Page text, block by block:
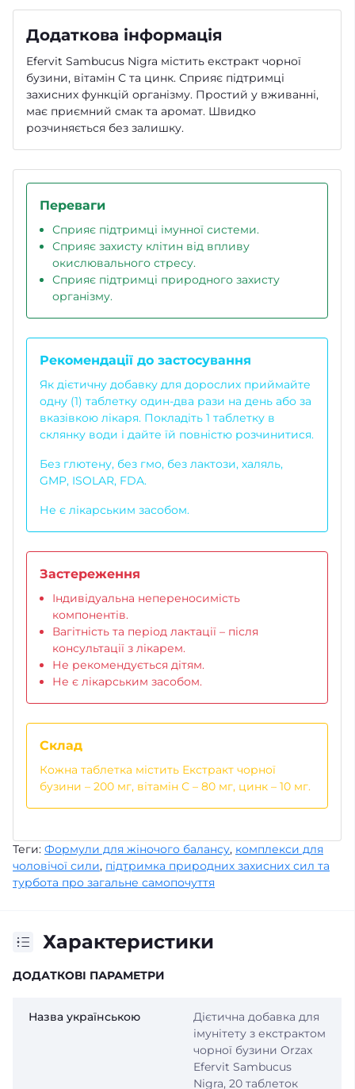
Додаткова інформація
Efervit Sambucus Nigra містить екстракт чорної
бузини, вітамін С та цинк. Сприяє підтримці
захисних функцій організму. Простий у вживанні,
має приємний смак та аромат. Швидко
розчиняється без залишку.
Переваги
Сприяє підтримці імунної системи.
Сприяє захисту клітин від впливу
окислювального стресу.
Сприяє підтримці природного захисту
організму.
Рекомендації до застосування
Як дієтичну добавку для дорослих приймайте
одну (1) таблетку один-два рази на день або за
вказівкою лікаря. Покладіть 1 таблетку в
склянку води і дайте їй повністю розчинитися.
Без глютену, без гмо, без лактози, халяль,
GMP, ISOLAR, FDA.
Не є лікарським засобом.
Застереження
Індивідуальна непереносимість
компонентів.
Вагітність та період лактації – після
консультації з лікарем.
Не рекомендується дітям.
Не є лікарським засобом.
Склад
Кожна таблетка містить Екстракт чорної
бузини – 200 мг, вітамін С – 80 мг, цинк – 10 мг.
Теги: Формули для жіночого балансу, комплекси для
чоловічої сили, підтримка природних захисних сил та
турбота про загальне самопочуття
Характеристики
ДОДАТКОВІ ПАРАМЕТРИ
Назва українською
Дієтична добавка для
імунітету з екстрактом
чорної бузини Orzax
Efervit Sambucus
Nigra, 20 таблеток